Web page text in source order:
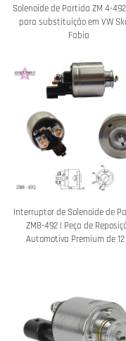
Solenoide de Partida ZM 4-
para substituição em VW
Fabia
Interruptor de Solenoide de
ZM8-492 | Peça de
Automotiva Premium de 12